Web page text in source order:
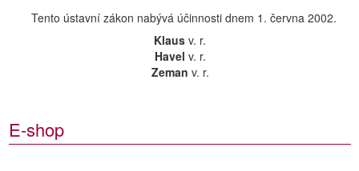
Tento ústavní zákon nabývá účinnosti dnem 1. června 2002.
Klaus v. r.
Havel v. r.
Zeman v. r.
E-shop